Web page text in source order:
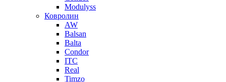
Modulyss
Ковролин
AW
Balsan
Balta
Condor
ITC
Real
Timzo